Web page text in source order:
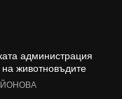
администрация
животновъдите